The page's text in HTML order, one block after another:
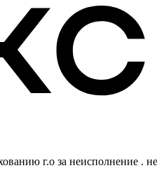
г.о за неисполнение .